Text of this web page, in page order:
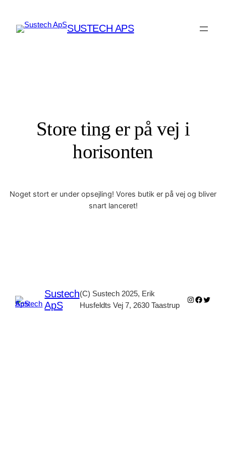
SUSTECH APS
Store ting er på vej i
horisonten
Noget stort er under opsejling! Vores butik er på vej og bliver
snart lanceret!
Sustech
ApS
(C) Sustech 2025, Erik
Husfeldts Vej 7, 2630 Taastrup
Instagram
Twitter